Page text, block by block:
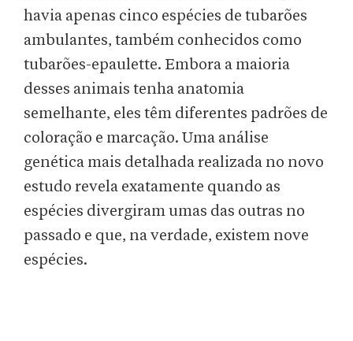
havia apenas cinco espécies de tubarões
ambulantes, também conhecidos como
tubarões-epaulette. Embora a maioria
desses animais tenha anatomia
semelhante, eles têm diferentes padrões de
coloração e marcação. Uma análise
genética mais detalhada realizada no novo
estudo revela exatamente quando as
espécies divergiram umas das outras no
passado e que, na verdade, existem nove
espécies.